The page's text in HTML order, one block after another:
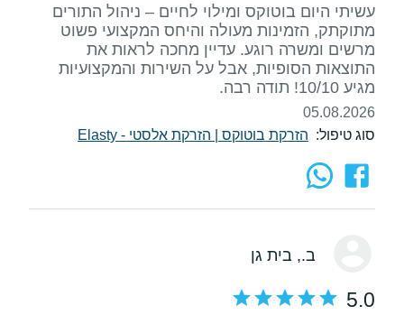
עשיתי היום בוטוקס ומילוי לחיים – ניהול התורים
מתוקתק, הזמינות מעולה והיחס המקצועי פשוט
מרשים ומשרה רוגע. עדיין מחכה לראות את
התוצאות הסופיות, אבל על השירות והמקצועיות
מגיע 10/10! תודה רבה.
05.08.2026
סוג טיפול: הזרקת בוטוקס הזרקת אלסטי - Elasty
ב., בית גן
5.0